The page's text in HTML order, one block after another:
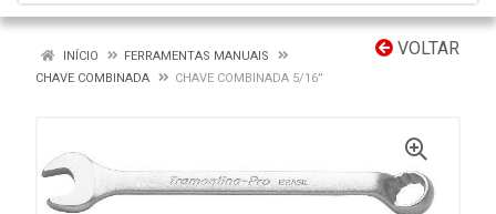
VOLTAR
INÍCIO
FERRAMENTAS MANUAIS
CHAVE COMBINADA
CHAVE COMBINADA 5/16”